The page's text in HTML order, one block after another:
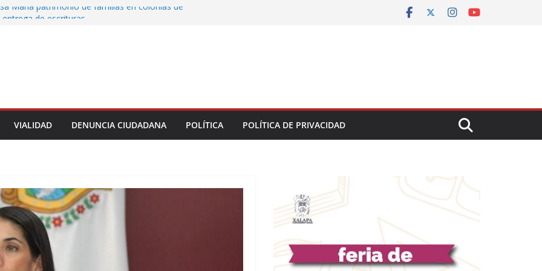
María patrimonio de familias en colonias de
VIALIDAD DENUNCIA CIUDADANA POLÍTICA POLÍTICA DE PRIVACIDAD